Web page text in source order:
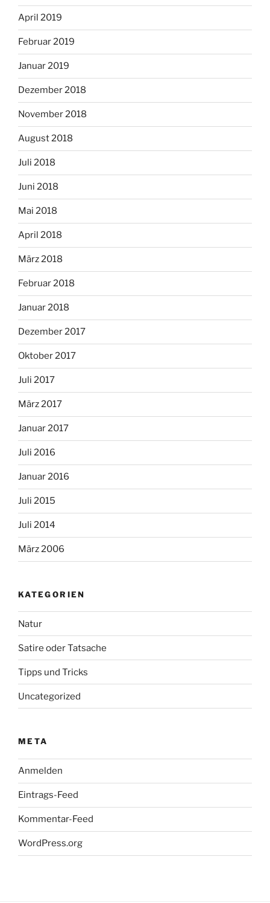
April 2019
Februar 2019
Januar 2019
Dezember 2018
November 2018
August 2018
Juli 2018
Juni 2018
Mai 2018
April 2018
März 2018
Februar 2018
Januar 2018
Dezember 2017
Oktober 2017
Juli 2017
März 2017
Januar 2017
Juli 2016
Januar 2016
Juli 2015
Juli 2014
März 2006
KATEGORIEN
Natur
Satire oder Tatsache
Tipps und Tricks
Uncategorized
META
Anmelden
Eintrags-Feed
Kommentar-Feed
WordPress.org